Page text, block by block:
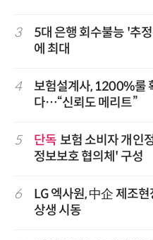
3
5대 은행 회수불능 '추
에 최대
4
보험설계사, 1200%룰
다…“신뢰도 메리트”
5 단독 보험 소비자 개인
정보보호 협의체' 구성
6
LG 엑사원, 中企 제조
상생 시동